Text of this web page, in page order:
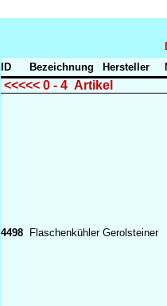
ID Bezeichnung Hersteller
<<<<< 0 - 4 Artikel
4498 Flaschenkühler Gerolsteiner